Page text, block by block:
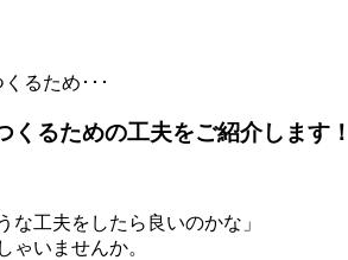
るため･･･
るための工夫をご紹介します！
な工夫をしたら良いのかな」
ゃいませんか。